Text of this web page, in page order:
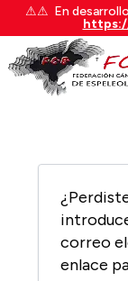
⚠︎⚠︎ En
correo
enlace